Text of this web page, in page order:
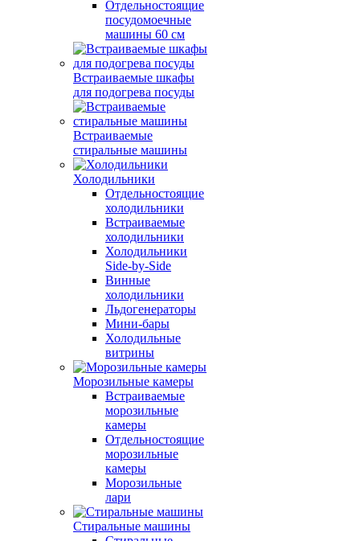
Отдельностоящие
посудомоечные
машины 60 см
Встраиваемые шкафы
для подогрева посуды
Встраиваемые
стиральные машины
Холодильники
Отдельностоящие
холодильники
Встраиваемые
холодильники
Холодильники
Side-by-Side
Винные
холодильники
Льдогенераторы
Мини-бары
Холодильные
витрины
Морозильные камеры
Встраиваемые
морозильные
камеры
Отдельностоящие
морозильные
камеры
Морозильные
лари
Стиральные машины